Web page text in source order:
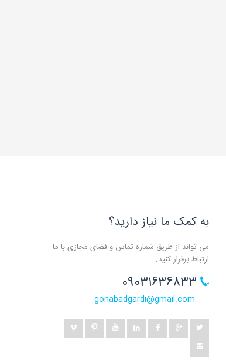
به کمک ما نیاز دارید؟
می تواند از طریق شماره تماس و فضای مجازی با ما
ارتباط برقرار کنید.
gonabadgardi@gmail.com